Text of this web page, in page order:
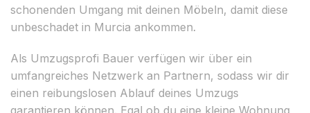
schonenden Umgang mit deinen Möbeln, damit diese
unbeschadet in Murcia ankommen.
Als Umzugsprofi Bauer verfügen wir über ein
umfangreiches Netzwerk an Partnern, sodass wir dir
einen reibungslosen Ablauf deines Umzugs
garantieren können. Egal ob du eine kleine Wohnung